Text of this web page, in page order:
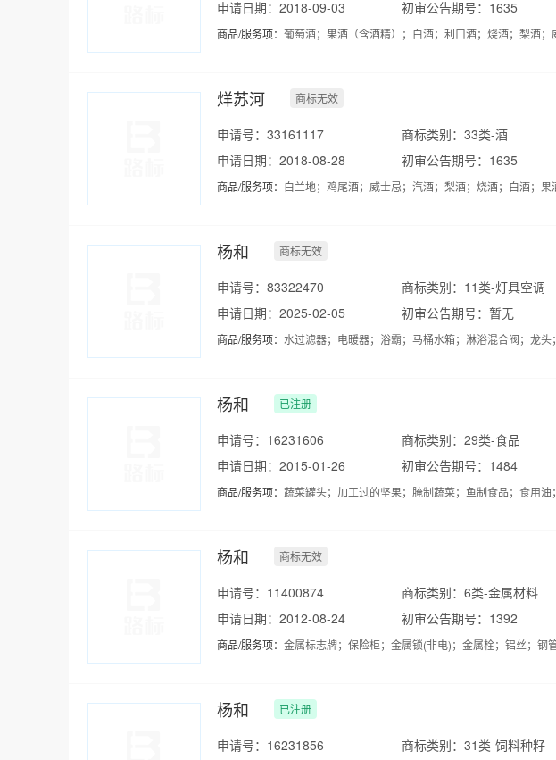
申请日期：2018-09-03
初审公告期号：1635
商品/服务项： 葡萄酒；果酒（含酒精）；白酒；利口酒；烧酒；梨酒；
烊苏河 商标无效
申请号：33161117
申请日期：2018-08-28
商标类别：33类-酒
初审公告期号：1635
商品/服务项： 白兰地；鸡尾酒；威士忌；汽酒；梨酒；烧酒；白酒；果
杨和 商标无效
申请号：83322470
申请日期：2025-02-05
商标类别：11类-灯具空调
初审公告期号：暂无
商品/服务项： 水过滤器；电暖器；浴霸；马桶水箱；淋浴混合阀；龙
杨和 已注册
申请号：16231606
申请日期：2015-01-26
商标类别：29类-食品
初审公告期号：1484
商品/服务项： 蔬菜罐头；加工过的坚果；腌制蔬菜；鱼制食品；食用油
杨和 商标无效
申请号：11400874
申请日期：2012-08-24
商标类别：6类-金属材料
初审公告期号：1392
商品/服务项： 金属标志牌；保险柜；金属锁(非电)；金属栓；铝丝；钢管
杨和 已注册
申请号：16231856
商标类别：31类-饲料种籽